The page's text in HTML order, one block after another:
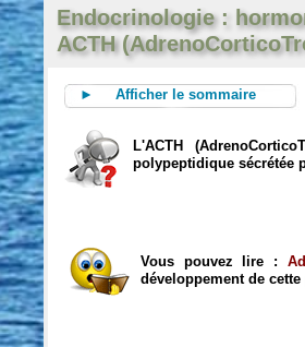
Endocrinologie :
ACTH
► Afficher le sommaire
L'ACTH
polypeptidique sécrétée
Vous pouvez lire :
développement de cette